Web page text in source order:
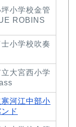
小学校金管
ROBINS
小学校吹奏
大宮西小学
河江中部小
ド